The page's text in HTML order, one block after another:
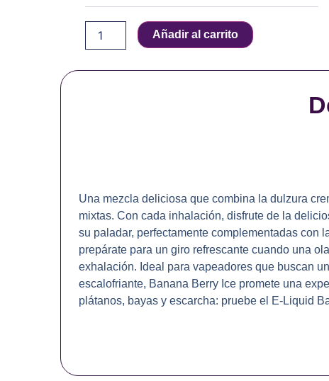
Banana
Berry
Salt
Añadir al carrito
Una mezcla deliciosa que combina la dulzura
mixtas. Con cada inhalación, disfrute de la
su paladar, perfectamente complementadas con
prepárate para un giro refrescante cuando una
exhalación. Ideal para vapeadores que buscan
escalofriante, Banana Berry Ice promete una
plátanos, bayas y escarcha: pruebe el E-Liquid